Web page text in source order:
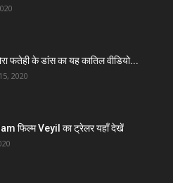
फतेही के डांस का यह कातिल वीडियो...
2020
फिल्म Veyil का ट्रेलर यहाँ देखें